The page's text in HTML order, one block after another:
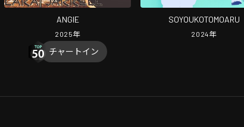
ANGIE
2025年
チャートイン
SOYOUKOTOMOARU
2024年